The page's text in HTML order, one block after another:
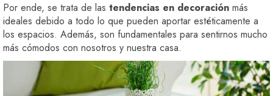
Por ende, se trata de las tendencias en decoración más
ideales debido a todo lo que pueden aportar estéticamente a
los espacios. Además, son fundamentales para sentirnos mucho
más cómodos con nosotros y nuestra casa.